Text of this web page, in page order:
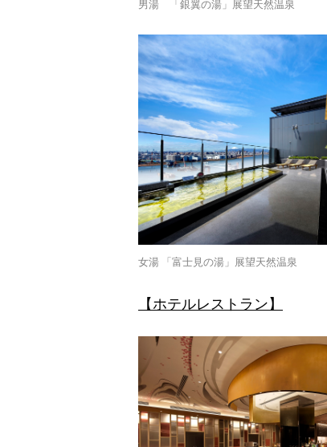
男湯 「銀翼の湯」展望天然温泉
女湯 「富士見の湯」展望天然温泉
【ホテルレストラン】